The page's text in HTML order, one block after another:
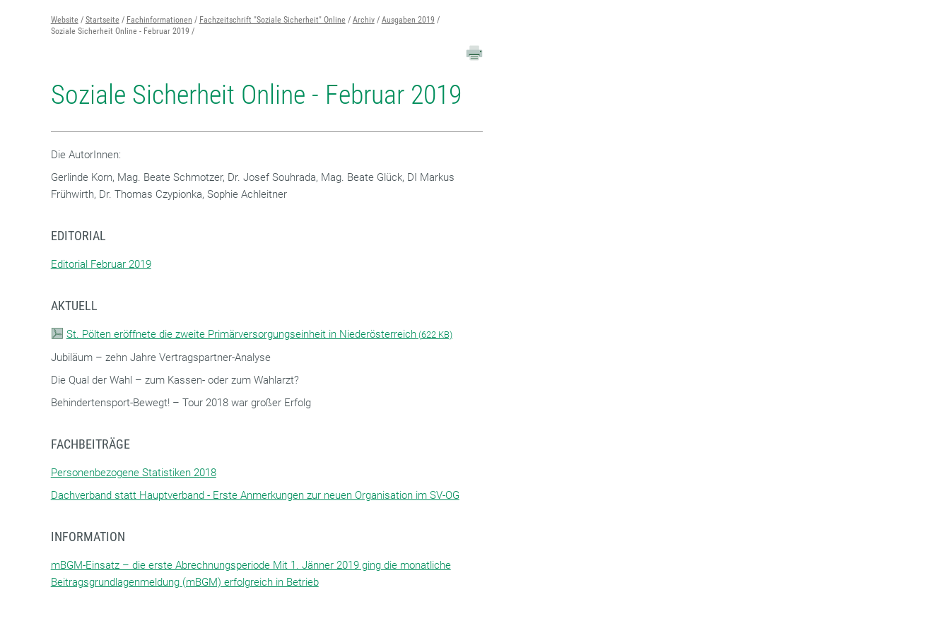
Website Startseite Fachinformationen Fachzeitschrift "Soziale Sicherheit" Online Archiv
Ausgaben 2019
Soziale Sicherheit Online - Februar 2019
Soziale Sicherheit Online - Februar 2019
Die AutorInnen:
Gerlinde Korn, Mag. Beate Schmotzer, Dr. Josef Souhrada, Mag. Beate Glück, DI Markus
Frühwirth, Dr. Thomas Czypionka, Sophie Achleitner
EDITORIAL
Editorial Februar 2019
AKTUELL
St. Pölten eröffnete die zweite Primärversorgungseinheit in Niederösterreich(622 KB)
Jubiläum – zehn Jahre Vertragspartner-Analyse
Die Qual der Wahl – zum Kassen- oder zum Wahlarzt?
Behindertensport-Bewegt! – Tour 2018 war großer Erfolg
FACHBEITRÄGE
Personenbezogene Statistiken 2018
Dachverband statt Hauptverband - Erste Anmerkungen zur neuen Organisation im SV-OG
INFORMATION
mBGM-Einsatz – die erste Abrechnungsperiode Mit 1. Jänner 2019 ging die monatliche
Beitragsgrundlagenmeldung (mBGM) erfolgreich in Betrieb